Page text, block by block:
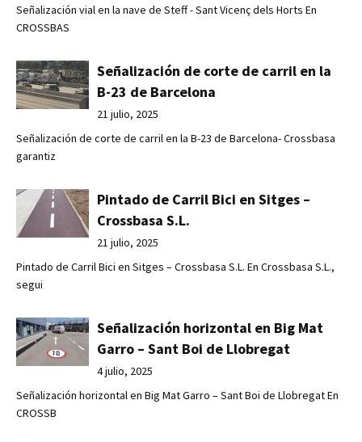
Señalización vial en la nave de Steff - Sant Vicenç dels Horts En
CROSSBAS
Señalización de corte de carril en la
B-23 de Barcelona
21 julio, 2025
Señalización de corte de carril en la B-23 de Barcelona- Crossbasa
garantiz
Pintado de Carril Bici en Sitges –
Crossbasa S.L.
21 julio, 2025
Pintado de Carril Bici en Sitges – Crossbasa S.L. En Crossbasa S.L.,
segui
Señalización horizontal en Big Mat
Garro – Sant Boi de Llobregat
4 julio, 2025
Señalización horizontal en Big Mat Garro – Sant Boi de Llobregat En
CROSSB